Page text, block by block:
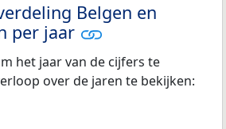
Belgen en
per jaar
het jaar van de cijfers te
over de jaren te bekijken: